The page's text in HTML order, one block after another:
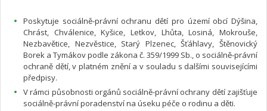
Poskytuje sociálně-právní ochranu dětí pro území obcí Dýšina,
Chrást, Chválenice, Kyšice, Letkov, Lhůta, Losiná, Mokrouše,
Nezbavětice, Nezvěstice, Starý Plzenec, Šťáhlavy, Štěnovický
Borek a Tymákov podle zákona č. 359/1999 Sb., o sociálně-právní
ochraně dětí, v platném znění a v souladu s dalšími souvisejícími
předpisy.
V rámci působnosti orgánů sociálně-právní ochrany dětí zajišťuje
sociálně-právní poradenství na úseku péče o rodinu a děti.